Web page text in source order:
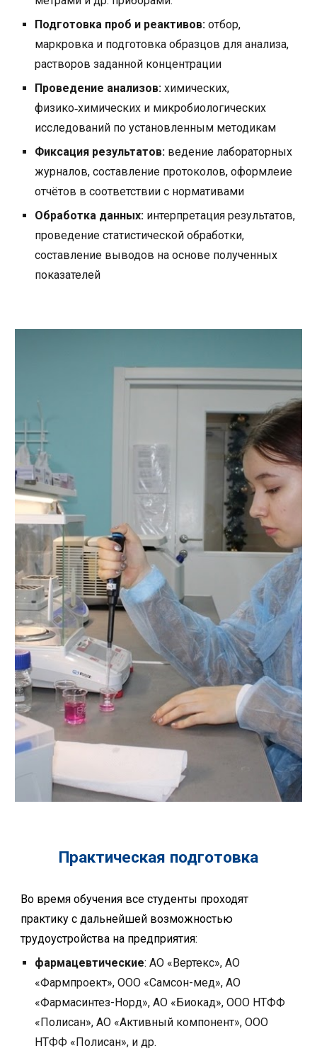
Подготовка проб и реактивов:отбор,
маркровка и подготовка образцов для анализа,
растворов заданной концентрации
Проведение анализов:химических,
физико‑химических и микробиологических
исследований по установленным методикам
Фиксация результатов: ведение лабораторных
журналов, составление протоколов, оформлеие
отчётов в соответствии с нормативами
Обработка данных: интерпретация результатов,
проведение статистической обработки,
составление выводов на основе полученных
показателей
Практическая подготовка
Во время обучения все студенты проходят
практикус дальнейшей возможностью
трудоустройства на предприятия:
фармацевтические: АО «Вертекс», АО
«Фармпроект», ООО «Самсон-мед», АО
«Фармасинтез-Норд», АО «Биокад», ООО НТФФ
«Полисан», АО «Активный компонент», ООО
НТФФ « Полисан», и др.